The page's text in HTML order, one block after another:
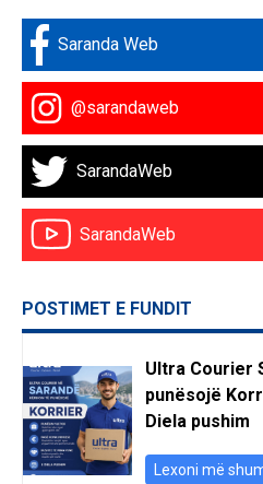
Saranda Web
@sarandaweb
SarandaWeb
SarandaWeb
POSTIMET E FUNDIT
Ultra Courier
punësojë
Diela pushim
Lexoni më